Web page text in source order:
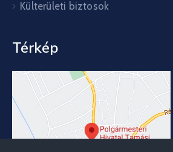
Külterületi biztosok
Térkép